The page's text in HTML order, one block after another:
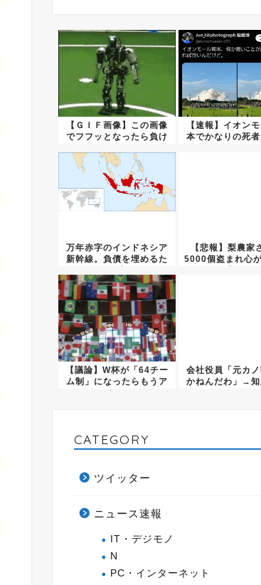
【ＧＩＦ画像】この画像
でフフッとなったら負け
【速報】イオン
本でかなりの死
万年赤字のインドネシア
新幹線。負債を埋めるた
【悲報】梨農家
5000個盗まれ心
【議論】W杯が「64チー
ム制」になったらもうア
会社役員「元カ
かねんだわ」→
CATEGORY
ツイッター
ニュース速報
IT・デジモノ
N
PC・インターネット